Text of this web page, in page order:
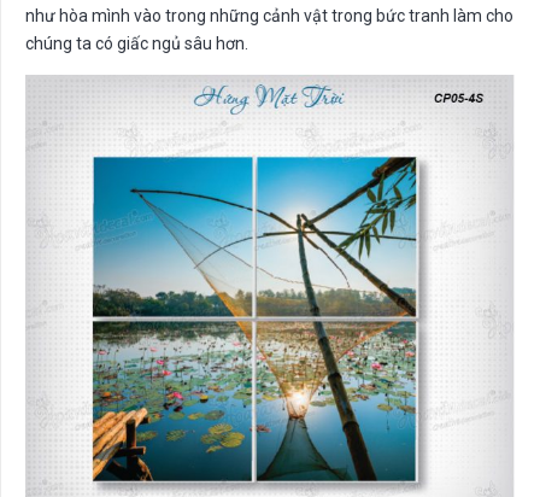
như hòa mình vào trong những cảnh vật trong bức tranh làm cho
chúng ta có giấc ngủ sâu hơn.